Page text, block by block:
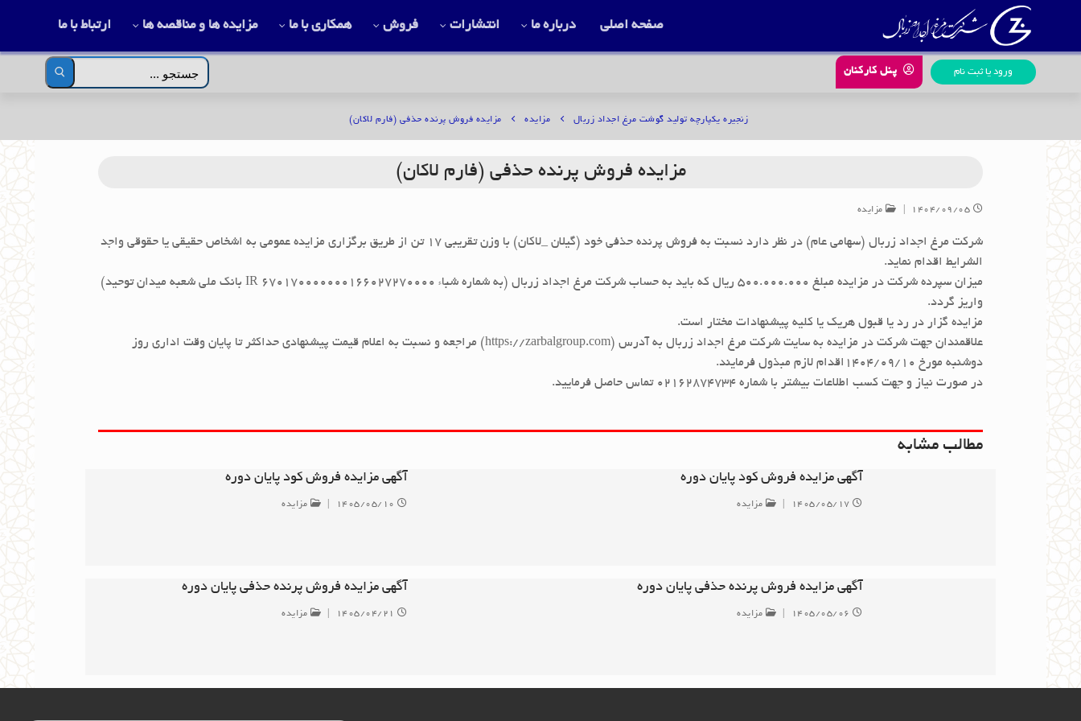
محتوا
صفحه اصلی درباره ما انتشارات فروش همکاری با ما مزایده ها و مناقصه ها ارتباط با ما
ورود یا ثبت نام پنل کارکنان
جستجو
برای:
زنجیره یکپارچه تولید گوشت مرغ اجداد زربال مزایده مزایده فروش پرنده حذفی (فارم لاکان)
مزایده فروش پرنده حذفی (فارم لاکان)
۱۴۰۴/۰۹/۰۵ مزایده
شرکت مرغ اجداد زربال (سهامی عام) در نظر دارد نسبت به فروش پرنده حذفی خود (گیلان _لاکان) با وزن تقریبی ۱۷ تن از طریق برگزاری مزایده عمومی به اشخاص حقیقی یا حقوقی واجد
الشرایط اقدام نماید.
میزان سپرده شرکت در مزایده مبلغ 500.000.000 ریال که باید به حساب شرکت مرغ اجداد زربال (به شماره شباء 670170000000166027270000 IR بانک ملی شعبه میدان توحید)
واریز گردد.
مزایده گزار در رد یا قبول هریک یا کلیه پیشنهادات مختار است.
علاقمندان جهت شرکت در مزایده به سایت شرکت مرغ اجداد زربال به آدرس (https://zarbalgroup.com) مراجعه و نسبت به اعلام قیمت پیشنهادی حداکثر تا پایان وقت اداری روز
دوشنبه مورخ 1404/09/10اقدام لازم مبذول فرمایند.
در صورت نیاز و جهت کسب اطلاعات بیشتر با شماره ۰۲۱۶۲۸۷۴۷۳۴ تماس حاصل فرمایید.
مطالب مشابه
آگهی مزایده فروش کود پایان دوره
۱۴۰۵/۰۵/۱۷ مزایده
آگهی مزایده فروش کود پایان دوره
۱۴۰۵/۰۵/۱۰ مزایده
آگهی مزایده فروش پرنده حذفی پایان دوره
۱۴۰۵/۰۵/۰۶ مزایده
آگهی مزایده فروش پرنده حذفی پایان دوره
۱۴۰۵/۰۴/۲۱ مزایده